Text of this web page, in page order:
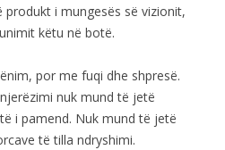
i mungesës së vizionit,
këtu në botë.
por me fuqi dhe shpresë.
nuk mund të jetë
i pamend. Nuk mund të jetë
të tilla ndryshimi.